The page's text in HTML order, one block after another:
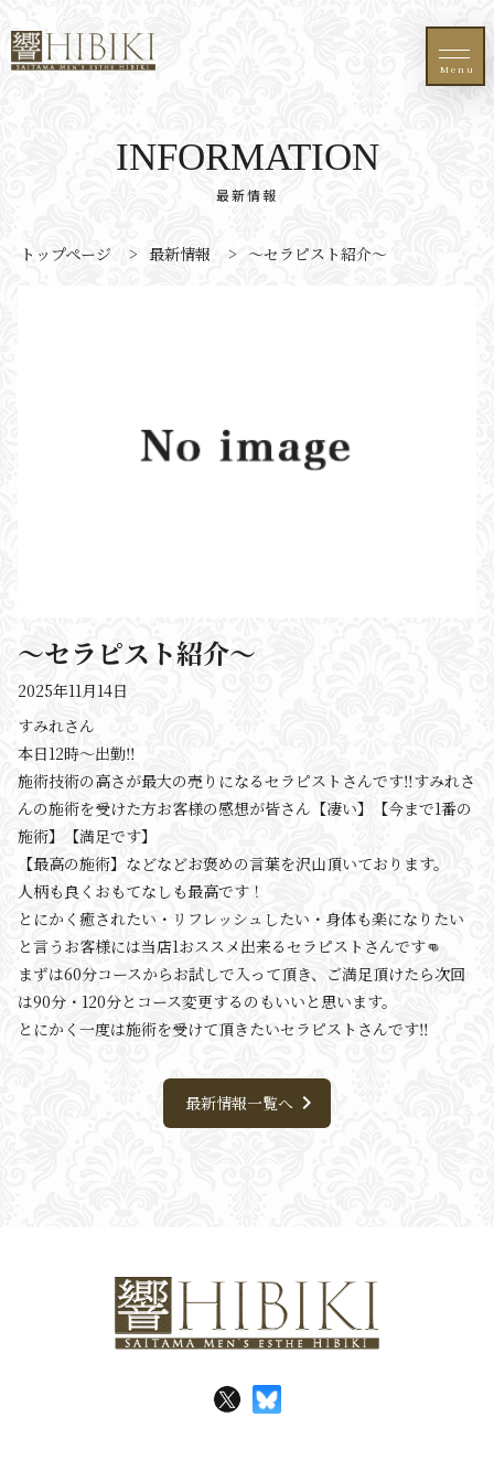
Menu
最新情報
INFORMATION
トップページ > 最新情報 > 〜セラピスト紹介〜
〜セラピスト紹介〜
2025年11月14日
すみれさん
本日12時〜出勤‼️
施術技術の高さが最大の売りになるセラピストさんです‼️すみれさ
んの施術を受けた方お客様の感想が皆さん【凄い】【今まで1番の
施術】【満足です】
【最高の施術】などなどお褒めの言葉を沢山頂いております。
人柄も良くおもてなしも最高です！
とにかく癒されたい・リフレッシュしたい・身体も楽になりたい
と言うお客様には当店1おススメ出来るセラピストさんです👊
まずは60分コースからお試しで入って頂き、ご満足頂けたら次回
は90分・120分とコース変更するのもいいと思います。
とにかく一度は施術を受けて頂きたいセラピストさんです‼️
最新情報一覧へ chevron_right